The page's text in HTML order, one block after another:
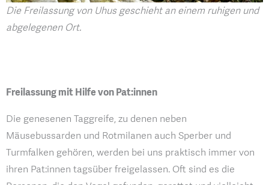
Die Freilassung von Uhus geschieht an einem ruhigen und
abgelegenen Ort.
Freilassung mit Hilfe von Pat:innen
Die genesenen Taggreife, zu denen neben
Mäusebussarden und Rotmilanen auch Sperber und
Turmfalken gehören, werden bei uns praktisch immer von
ihren Pat:innen tagsüber freigelassen. Oft sind es die